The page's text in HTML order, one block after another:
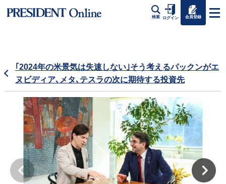
検索 ログイン 会員登録
｢2024年の米景気は失速しない｣そう考えるパックンがエ
ヌビディア､メタ､テスラの次に期待する投資先